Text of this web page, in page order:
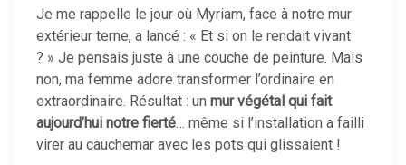
Je me rappelle le jour où Myriam, face à notre mur
extérieur terne, a lancé : « Et si on le rendait vivant
? » Je pensais juste à une couche de peinture. Mais
non, ma femme adore transformer l’ordinaire en
extraordinaire. Résultat : un mur végétal qui fait
aujourd’hui notre fierté… même si l’installation a failli
virer au cauchemar avec les pots qui glissaient !